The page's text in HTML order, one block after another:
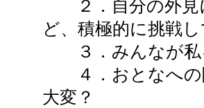
２．自分の外見
ど、積極的に挑戦
３．みんなが私
４．おとなへの
大変？